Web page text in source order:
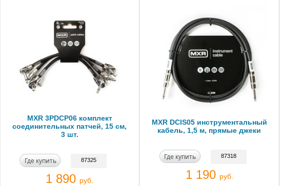
MXR 3PDCP06 комплект
соединительных патчей, 15 см,
3 шт.
Где купить 87325
1 890 руб.
MXR DCIS05 инструментальный
кабель, 1,5 м, прямые джеки
Где купить 87318
1 190 руб.